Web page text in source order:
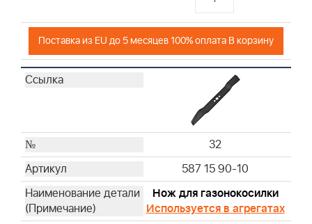
Поставка из EU до 5 месяцев 100% оплата В корзину
32
587 15 90-10
Нож для газонокосилки
Используется в агрегатах